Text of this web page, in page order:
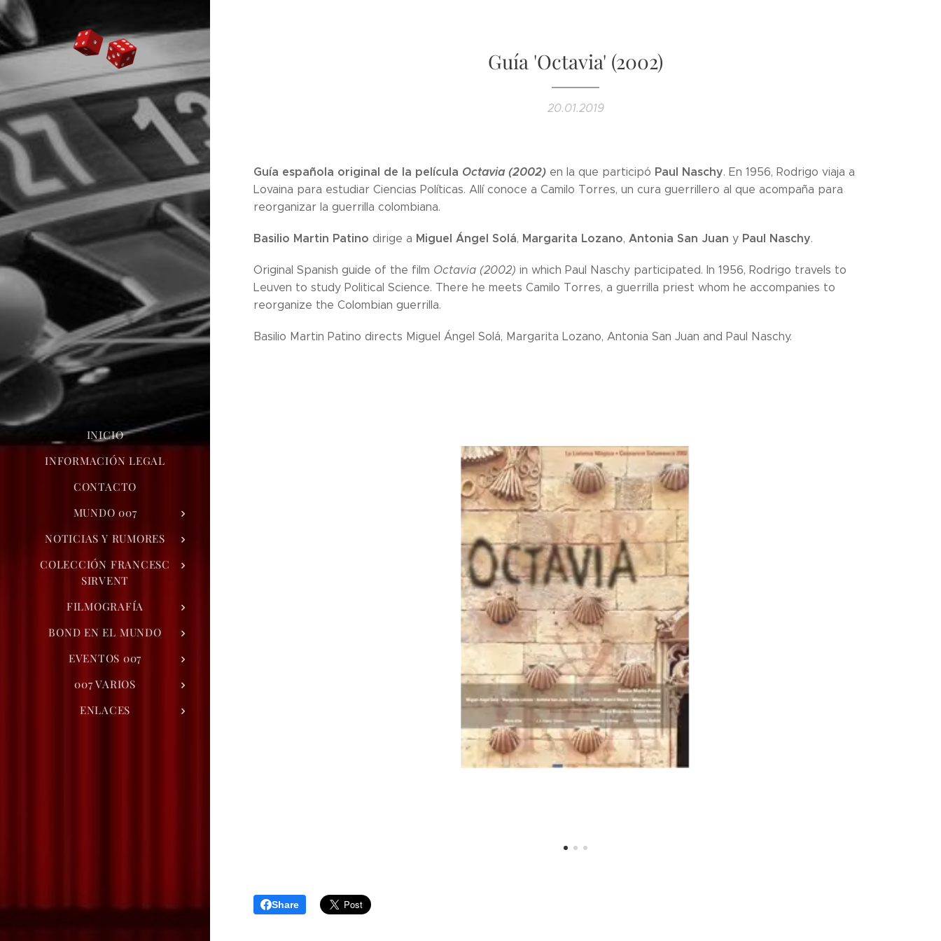
INICIO
INFORMACIÓN LEGAL
CONTACTO
MUNDO 007
NOTICIAS Y RUMORES
COLECCIÓN FRANCESC
SIRVENT
FILMOGRAFÍA
BOND EN EL MUNDO
EVENTOS 007
007 VARIOS
ENLACES
Guía 'Octavia' (2002)
20.01.2019
Guía española original de la película Octavia (2002) en la que participó Paul Naschy. En 1956, Rodrigo viaja a
Lovaina para estudiar Ciencias Políticas. Allí conoce a Camilo Torres, un cura guerrillero al que acompaña para
reorganizar la guerrilla colombiana.
Basilio Martin Patino dirige a Miguel Ángel Solá, Margarita Lozano, Antonia San Juan y Paul Naschy.
Original Spanish guide of the film Octavia (2002) in which Paul Naschy participated. In 1956, Rodrigo travels to
Leuven to study Political Science. There he meets Camilo Torres, a guerrilla priest whom he accompanies to
reorganize the Colombian guerrilla.
Basilio Martin Patino directs Miguel Ángel Solá, Margarita Lozano, Antonia San Juan and Paul Naschy.
Share